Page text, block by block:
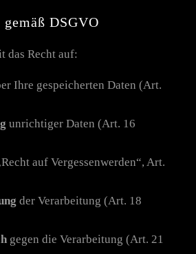
DSGVO
das Recht auf:
Ihre gespeicherten Daten (Art.
unrichtiger Daten (Art. 16
auf Vergessenwerden“, Art.
der Verarbeitung (Art. 18
gegen die Verarbeitung (Art. 21